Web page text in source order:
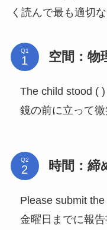
く読んで最も適切
Q1 空間：物
The child stood (
鏡の前に立って微
Q2 時間：締
Please submit
金曜日までに報告